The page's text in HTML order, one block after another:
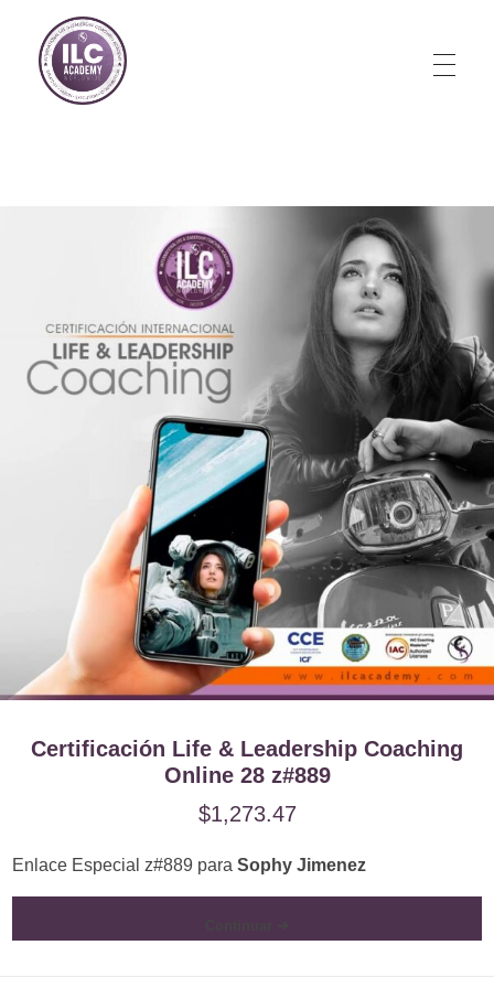
Certificación Life & Leadership Coaching
Online 28 z#889
$1,273.47
Enlace Especial z#889 paraSophy Jimenez